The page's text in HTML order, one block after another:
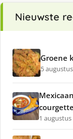
Nieuwste
Groene
5
courgette
1 augustus